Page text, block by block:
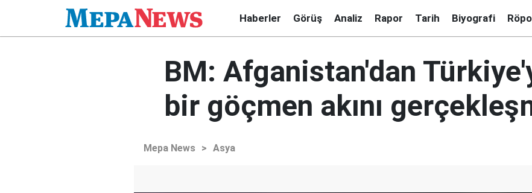
Haberler Görüş Analiz Rapor Tarih Biyografi
BM: Afganistan'dan
bir göçmen akını
Mepa News > Asya